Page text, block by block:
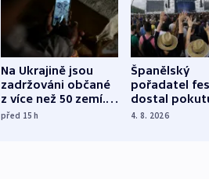
Na Ukrajině jsou
zadržováni občané
z více než 50 zemí.
Bojovali na straně
před 15h
Španělský
pořadatel
dostal
nekalé
4. 8. 2026